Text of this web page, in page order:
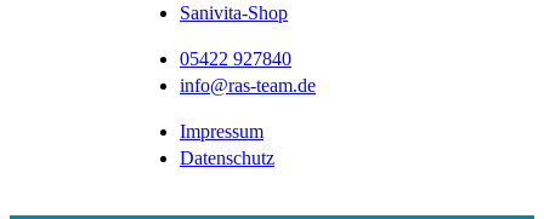
Sanivita-Shop
05422 927840
info@ras-team.de
Impressum
Datenschutz